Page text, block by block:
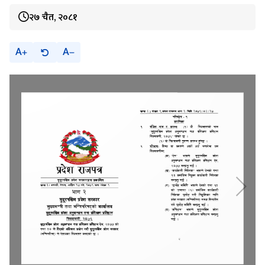
२७ चैत, २०८१
A A